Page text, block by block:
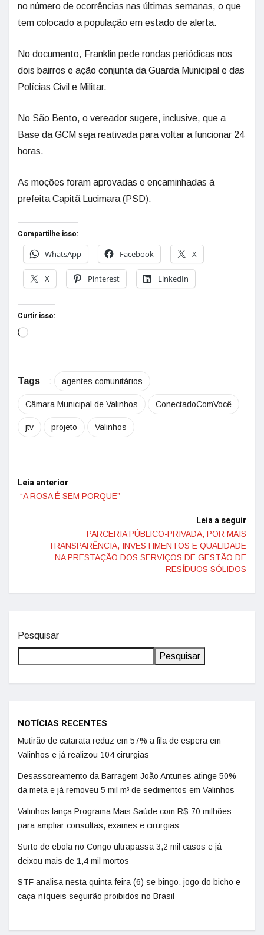
no número de ocorrências nas últimas semanas, o que
tem colocado a população em estado de alerta.
No documento, Franklin pede rondas periódicas nos
dois bairros e ação conjunta da Guarda Municipal e das
Polícias Civil e Militar.
No São Bento, o vereador sugere, inclusive, que a
Base da GCM seja reativada para voltar a funcionar 24
horas.
As moções foram aprovadas e encaminhadas à
prefeita Capitã Lucimara (PSD).
Compartilhe isso:
WhatsApp
Facebook X
X Pinterest LinkedIn
Curtir isso:
Tags : agentes comunitários
Câmara Municipal de Valinhos ConectadoComVocê
jtv projeto Valinhos
Leia anterior
“A ROSA É SEM PORQUE”
Leia a seguir
PARCERIA PÚBLICO-PRIVADA, POR MAIS
TRANSPARÊNCIA, INVESTIMENTOS E QUALIDADE
NA PRESTAÇÃO DOS SERVIÇOS DE GESTÃO DE
RESÍDUOS SÓLIDOS
Pesquisar
Pesquisar
NOTÍCIAS RECENTES
Mutirão de catarata reduz em 57% a fila de espera em
Valinhos e já realizou 104 cirurgias
Desassoreamento da Barragem João Antunes atinge 50%
da meta e já removeu 5 mil m³ de sedimentos em Valinhos
Valinhos lança Programa Mais Saúde com R$ 70 milhões
para ampliar consultas, exames e cirurgias
Surto de ebola no Congo ultrapassa 3,2 mil casos e já
deixou mais de 1,4 mil mortos
STF analisa nesta quinta-feira (6) se bingo, jogo do bicho e
caça-níqueis seguirão proibidos no Brasil